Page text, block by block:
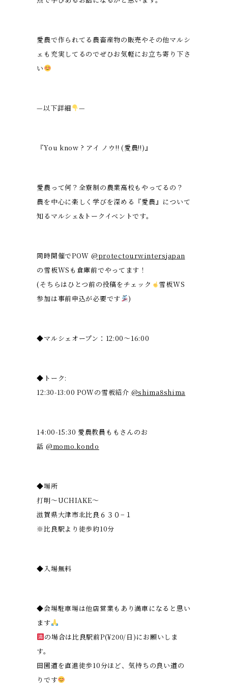
愛農で作られてる農畜産物の販売やその他マルシ
ェも充実してるのでぜひお気軽にお立ち寄り下さ
い
—以下詳細 —
『You know ? アイ ノウ‼︎ (愛農‼︎)』
愛農って何？全寮制の農業高校もやってるの？
農を中心に楽しく学びを深める『愛農』について
知るマルシェ&トークイベントです。
同時開催でPOW @protectourwintersjapan
の雪板WSも倉庫前でやってます！
(そちらはひとつ前の投稿をチェック
雪板WS
参加は事前申込が必要です
)
◆マルシェオープン：12:00〜16:00
◆トーク:
12:30-13:00 POWの雪板紹介 @shima8shima
14:00-15:30 愛農教員ももさんのお
話 @momo.kondo
◆場所
打明〜UCHIAKE〜
滋賀県大津市北比良６３０−１
※比良駅より徒歩約10分
◆入場無料
◆会場駐車場は他店営業もあり満車になると思い
ます
の場合は比良駅前P(¥200/日)にお願いしま
す。
田園道を直進徒歩10分ほど、気持ちの良い道の
りです